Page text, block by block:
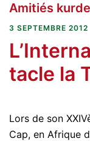
Aller
au
Amitiés
3 SEPTEMBRE 2012
tacle la
Lors de son
Cap, en Afrique